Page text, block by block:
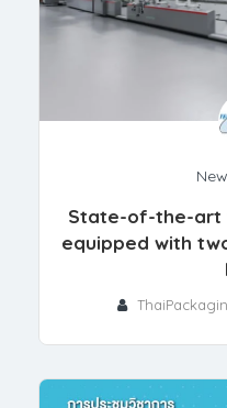
State-of-the-art
equipped with